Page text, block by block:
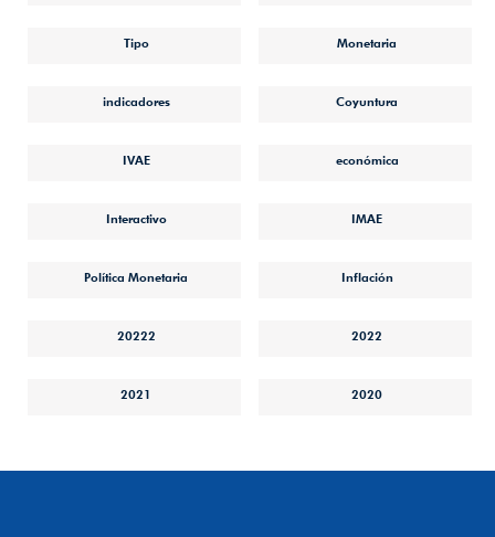
Tipo Monetaria
indicadores Coyuntura
IVAE económica
Interactivo IMAE
Política Monetaria Inflación
20222 2022
2021 2020